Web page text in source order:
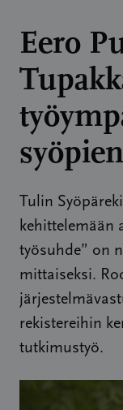
Eero
Tulin
kehittelemään
työsuhde” on
mittaiseksi.
rekistereihin
tutkimustyö.